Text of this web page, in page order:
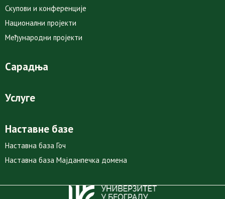
Скупови и конференције
Национални пројекти
Међународни пројекти
Сарадња
Услуге
Наставне базе
Наставна база Гоч
Наставна база Мајданпечка домена